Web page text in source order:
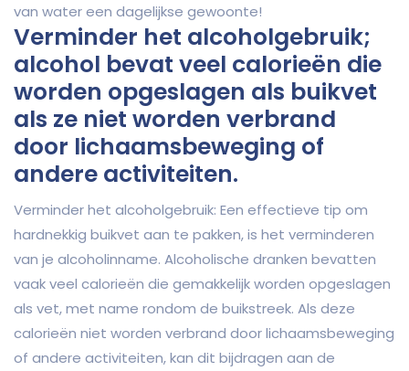
van water een dagelijkse gewoonte!
Verminder het alcoholgebruik;
alcohol bevat veel calorieën die
worden opgeslagen als buikvet
als ze niet worden verbrand
door lichaamsbeweging of
andere activiteiten.
Verminder het alcoholgebruik: Een effectieve tip om
hardnekkig buikvet aan te pakken, is het verminderen
van je alcoholinname. Alcoholische dranken bevatten
vaak veel calorieën die gemakkelijk worden opgeslagen
als vet, met name rondom de buikstreek. Als deze
calorieën niet worden verbrand door lichaamsbeweging
of andere activiteiten, kan dit bijdragen aan de